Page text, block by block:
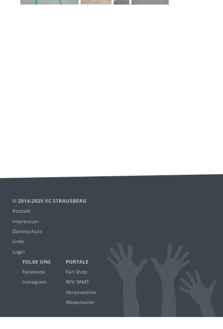
© 2014-2025 VC STRAUSBERG
Kontakt
Impressum
Datenschutz
Links
Login
FOLGE UNS
Facebook
Instagram
PORTALE
Fan Shop
BVV SAMS
Vereinonline
Webemailer